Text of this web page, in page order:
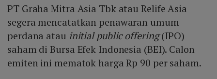
PT Graha Mitra Asia Tbk atau Relife Asia
segera mencatatkan penawaran umum
perdana atau initial public offering(IPO)
saham di Bursa Efek Indonesia (BEI). Calon
emiten ini mematok harga Rp 90 per saham.